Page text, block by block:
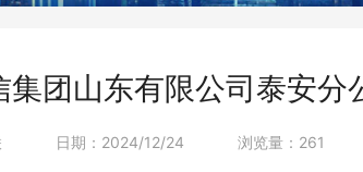
集团山东有限公司泰安分
日期：2024/12/24 浏览量：261